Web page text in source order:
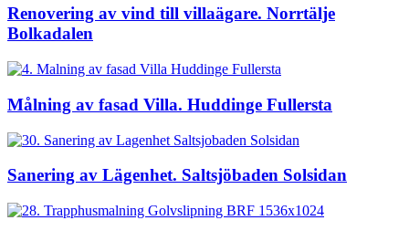
Renovering av vind till villaägare. Norrtälje
Bolkadalen
Målning av fasad Villa. Huddinge Fullersta
Sanering av Lägenhet. Saltsjöbaden Solsidan